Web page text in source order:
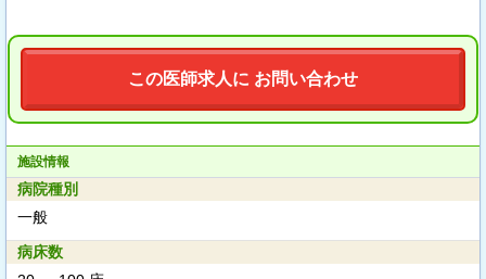
この医師求人に お問い合わせ
施設情報
病院種別
一般
病床数